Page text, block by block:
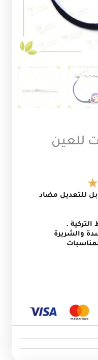
للعين
للتعديل مضاد
.
والشريرة